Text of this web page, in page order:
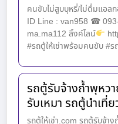
คนขับไม่สูบบุหรี่/ไม่ดื่มแอ
ID Line : van958 ☎
ma.ma112 ลิ้งค์ไลน์
#รถตู้ให้เช่าพร้อมคนขับ #ร
รถตู้รับจ้างถ้ำพุหว
รับเหมา รถตู้นำเที่
รถตู้ให้เช่า.com รถตู้รับจ้า